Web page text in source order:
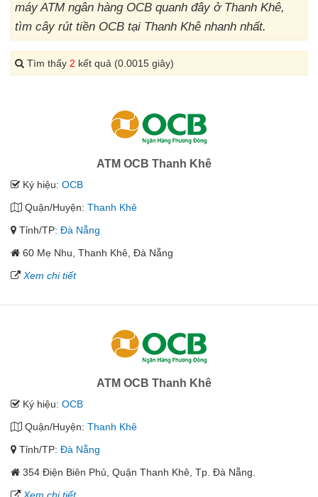
máy ATM ngân hàng OCB quanh đây ở Thanh Khê,
tìm cây rút tiền OCB tại Thanh Khê nhanh nhất.
Tìm thấy 2 kết quả (0.0015 giây)
ATM OCB Thanh Khê
Ký hiệu: OCB
Quận/Huyện: Thanh Khê
Tỉnh/TP: Đà Nẵng
60 Mẹ Nhu, Thanh Khê, Đà Nẵng
Xem chi tiết
ATM OCB Thanh Khê
Ký hiệu: OCB
Quận/Huyện: Thanh Khê
Tỉnh/TP: Đà Nẵng
354 Điện Biên Phủ, Quận Thanh Khê, Tp. Đà Nẵng.